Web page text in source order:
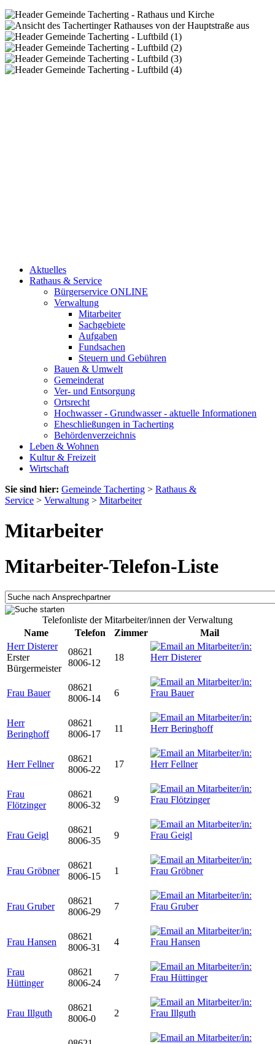
Aktuelles
Rathaus & Service
Bürgerservice ONLINE
Verwaltung
Mitarbeiter
Sachgebiete
Aufgaben
Fundsachen
Steuern und Gebühren
Bauen & Umwelt
Gemeinderat
Ver- und Entsorgung
Ortsrecht
Hochwasser - Grundwasser - aktuelle Informationen
Eheschließungen in Tacherting
Behördenverzeichnis
Leben & Wohnen
Kultur & Freizeit
Wirtschaft
Sie sind hier: Gemeinde Tacherting > Rathaus &
Service > Verwaltung > Mitarbeiter
Mitarbeiter
Mitarbeiter-Telefon-Liste
Telefonliste der Mitarbeiter/innen der Verwaltung
Name
Telefon Zimmer
Mail
Herr Disterer
Erster
Bürgermeister
08621
8006-12
18
Frau Bauer
08621
8006-14
6
Herr
Beringhoff
08621
8006-17
11
Herr Fellner
08621
8006-22
17
Frau
Flötzinger
08621
8006-32
9
Frau Geigl
08621
8006-35
9
Frau Gröbner
08621
8006-15
1
Frau Gruber
08621
8006-29
7
Frau Hansen
08621
8006-31
4
Frau
Hüttinger
08621
8006-24
7
Frau Illguth
08621
8006-0
2